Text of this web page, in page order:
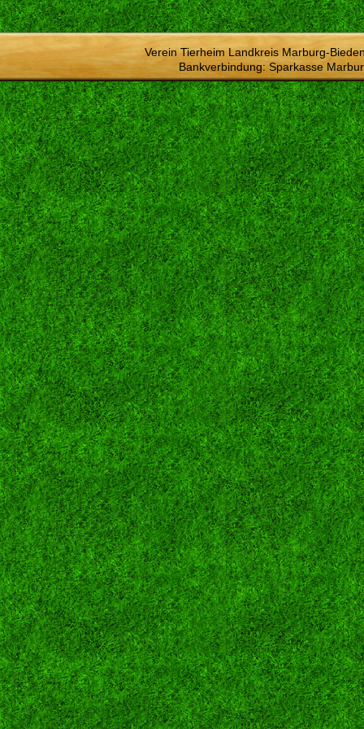
Verein Tierheim Landkreis Marburg-
Bankverbindung: Sparkasse